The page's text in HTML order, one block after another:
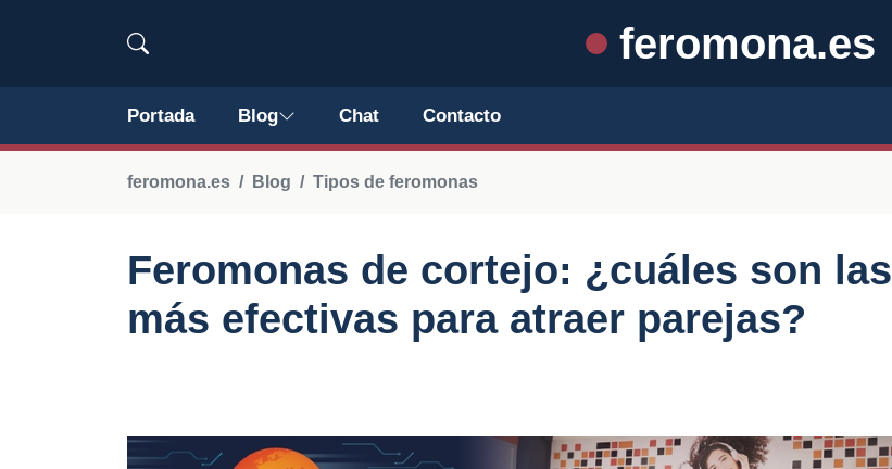
feromona.es
Portada Blog Chat Contacto
feromona.es Blog Tipos de feromonas
Feromonas de cortejo: ¿cuáles son las
más efectivas para atraer parejas?